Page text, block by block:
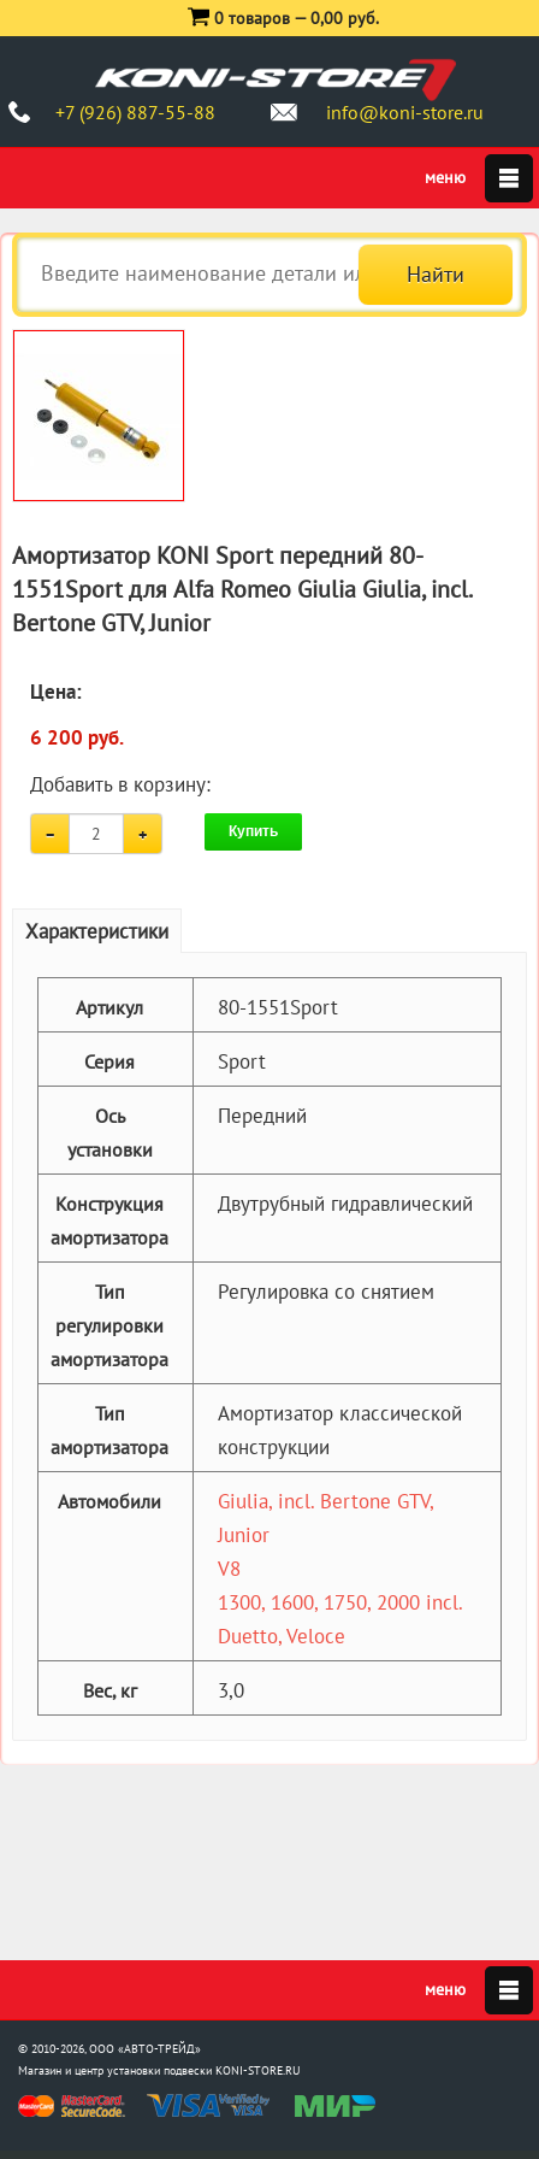
+7 (926) 887-55-88 info@koni-store.ru
0 товаров —0,00 руб.
Амортизатор KONI Sport передний 80-
1551Sport для Alfa Romeo Giulia Giulia, incl.
Bertone GTV, Junior
Цена:
6 200 руб.
Добавить в корзину:
Купить
Характеристики
Артикул 80-1551Sport
Серия Sport
Ось
установки
Передний
Конструкция
амортизатора
Двутрубный гидравлический
Тип
регулировки
амортизатора
Регулировка со снятием
Тип
амортизатора
Амортизатор классической
конструкции
Автомобили
Giulia, incl. Bertone GTV,
Junior
V8
1300, 1600, 1750, 2000 incl.
Duetto, Veloce
Вес, кг 3,0
© 2010-2026, ООО «АВТО-ТРЕЙД»
Магазин и центр установки подвески KONI-STORE.RU